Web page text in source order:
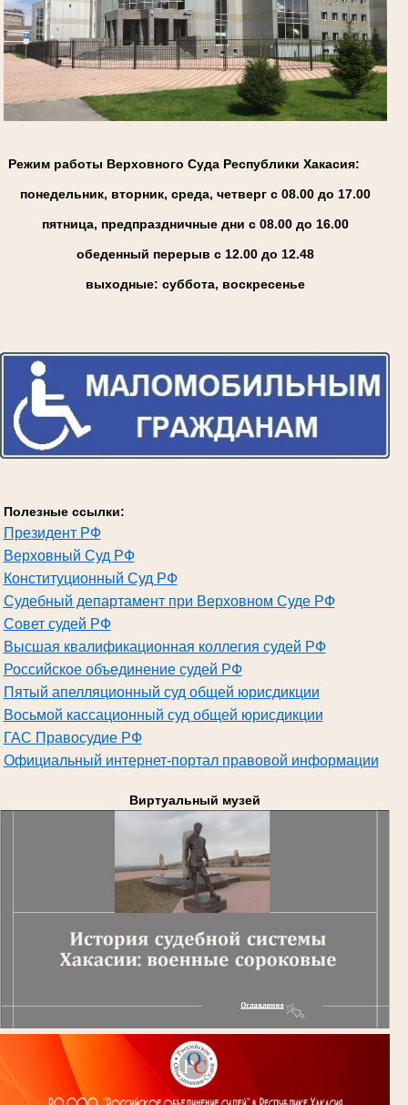
Режим работы Верховного Суда Республики Хакасия:
понедельник, вторник, среда, четверг с 08.00 до 17.00
пятница, предпраздничные дни с 08.00 до 16.00
обеденный перерыв с 12.00 до 12.48
выходные: суббота, воскресенье
Полезные ссылки:
Президент РФ
Верховный Суд РФ
Конституционный Суд РФ
Судебный департамент при Верховном Суде РФ
Совет судей РФ
Высшая квалификационная коллегия судей РФ
Российское объединение судей РФ
Пятый апелляционный суд общей юрисдикции
Восьмой кассационный суд общей юрисдикции
ГАС Правосудие РФ
Официальный интернет-портал правовой информации
Виртуальный музей